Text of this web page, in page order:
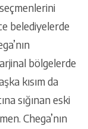
belediyelerde
bölgelerde
kısım da
sığınan eski
Chega’nın